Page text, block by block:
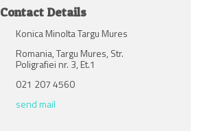
Contact Details
Konica Minolta Targu Mures
Romania, Targu Mures, Str.
Poligrafiei nr. 3, Et.1
021 207 4560
send mail